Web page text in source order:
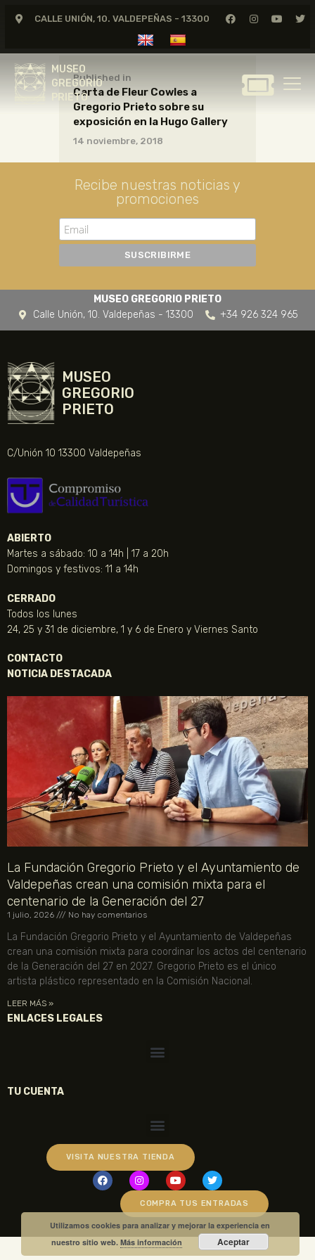
CALLE UNIÓN, 10. VALDEPEÑAS - 13300
MUSEO
GREGORIO
PRIETO
MUSEO
GREGORIO
GREGORIO PRIETO
MUSEO
ARCHIVO
CERTAMEN DE DIBUJO
FUNDACIÓN
TIENDA
NOTICIAS
Published in
Carta de Fleur Cowles a
Gregorio Prieto sobre su
exposición en la Hugo Gallery
14 noviembre, 2018
Recibe nuestras noticias y
promociones
MUSEO GREGORIO PRIETO
Calle Unión, 10. Valdepeñas - 13300
+34 926 324 965
MUSEO
GREGORIO
PRIETO
C/Unión 10 13300 Valdepeñas
ABIERTO
Martes a sábado: 10 a 14h | 17 a 20h
Domingos y festivos: 11 a 14h
CERRADO
Todos los lunes
24, 25 y 31 de diciembre, 1 y 6 de Enero y Viernes Santo
CONTACTO
NOTICIA DESTACADA
La Fundación Gregorio Prieto y el Ayuntamiento de
Valdepeñas crean una comisión mixta para el
centenario de la Generación del 27
1 julio, 2026 No hay comentarios
La Fundación Gregorio Prieto y el Ayuntamiento de Valdepeñas
crean una comisión mixta para coordinar los actos del centenario
de la Generación del 27 en 2027. Gregorio Prieto es el único
artista plástico representado en la Comisión Nacional.
LEER MÁS »
ENLACES LEGALES
TU CUENTA
VISITA NUESTRA TIENDA
COMPRA TUS ENTRADAS
Utilizamos cookies para analizar y mejorar la experiencia en
nuestro sitio web.Más información Aceptar